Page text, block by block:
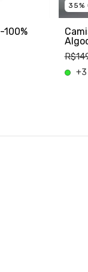
100%
35%
+3